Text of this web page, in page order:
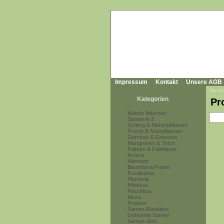
Impressum Kontakt Unsere AGB
Kategorien
Wieder lieferbar!
Samen A-Z
Schling & Kletterpflanzen
Frucht & Nutzpflanzen
Gemüse & Gewürze
Mangroven & Teich
Palmen & Palmfarne
Acacia
Adenium
Baumfarne/Farne
Eucalyptus
Plumeria
Hibiskus
Passiflora
Musa
Proteen
Samen-Raritäten
Gekeimte Samen
Samen-Sets
Sie